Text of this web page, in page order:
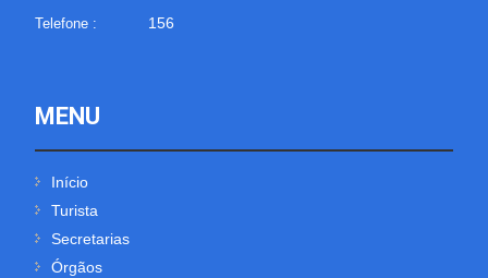
Telefone : 156
MENU
Início
Turista
Secretarias
Órgãos